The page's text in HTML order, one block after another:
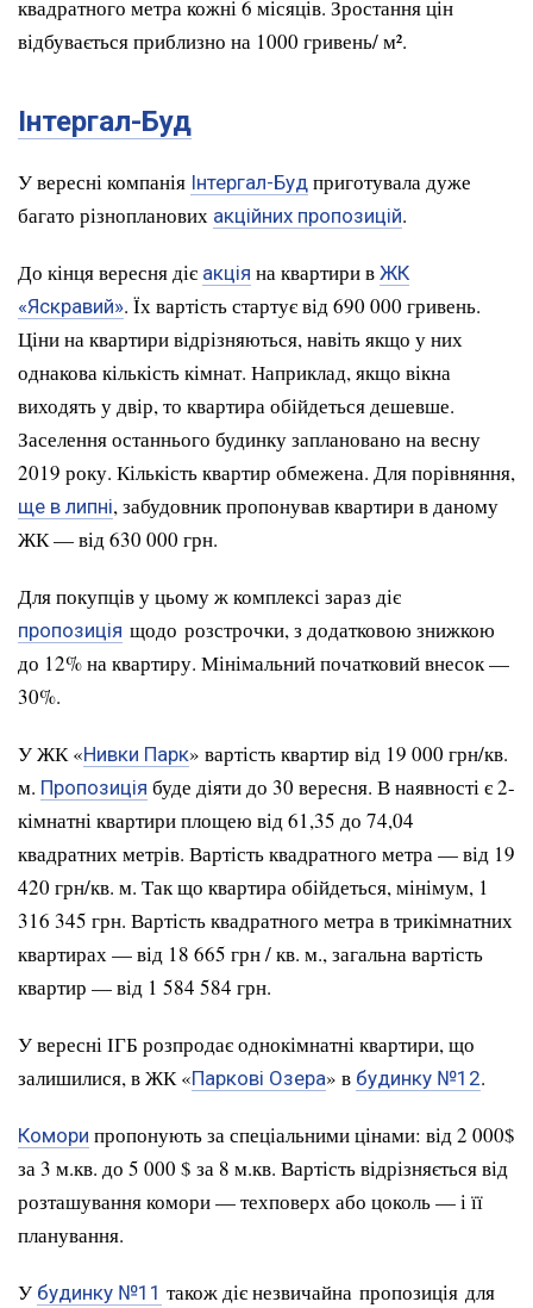
квадратного метра кожні 6 місяців. Зростання цін
відбувається приблизно на 1000 гривень/ м².
Інтергал-Буд
У вересні компанія Інтергал-Буд приготувала дуже
багато різнопланових акційних пропозицій.
До кінця вересня діє акція на квартири в ЖК
«Яскравий». Їх вартість стартує від 690 000 гривень.
Ціни на квартири відрізняються, навіть якщо у них
однакова кількість кімнат. Наприклад, якщо вікна
виходять у двір, то квартира обійдеться дешевше.
Заселення останнього будинку заплановано на весну
2019 року. Кількість квартир обмежена. Для порівняння,
ще в липні, забудовник пропонував квартири в даному
ЖК — від 630 000 грн.
Для покупців у цьому ж комплексі зараз діє
пропозиція щодо розстрочки, з додатковою знижкою
до 12% на квартиру. Мінімальний початковий внесок —
30%.
У ЖК «Нивки Парк» вартість квартир від 19 000 грн/кв.
м. Пропозиція буде діяти до 30 вересня. В наявності є 2-
кімнатні квартири площею від 61,35 до 74,04
квадратних метрів. Вартість квадратного метра — від 19
420 грн/кв. м. Так що квартира обійдеться, мінімум, 1
316 345 грн. Вартість квадратного метра в трикімнатних
квартирах — від 18 665 грн / кв. м., загальна вартість
квартир — від 1 584 584 грн.
У вересні ІГБ розпродає однокімнатні квартири, що
залишилися, в ЖК «Паркові Озера» в будинку №12.
Комори пропонують за спеціальними цінами: від 2 000$
за 3 м.кв. до 5 000 $ за 8 м.кв. Вартість відрізняється від
розташування комори — техповерх або цоколь — і її
планування.
У будинку №11 також діє незвичайна пропозиція для